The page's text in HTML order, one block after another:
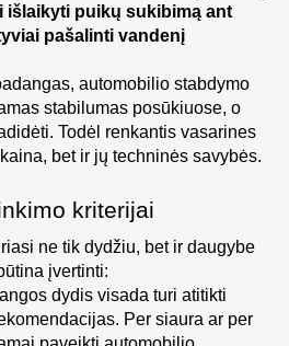
išlaikyti puikų sukibimą ant
pašalinti vandenį
automobilio stabdymo
stabilumas posūkiuose, o
Todėl renkantis vasarines
bet ir jų techninės savybės.
kriterijai
ne tik dydžiu, bet ir daugybe
įvertinti:
dydis visada turi atitikti
Per siaura ar per